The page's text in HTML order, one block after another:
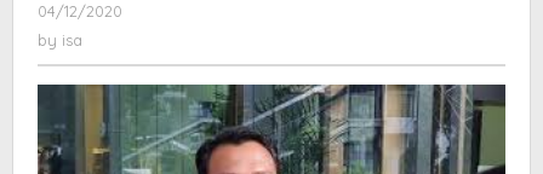
Indonesia
04/12/2020
by isa